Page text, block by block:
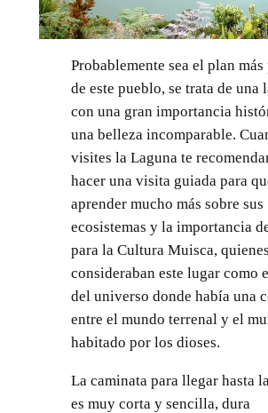
Probablemente sea el plan
de este pueblo, se trata de una
con una gran importancia
una belleza incomparable.
visites la Laguna te
hacer una visita guiada para
aprender mucho más sobre sus
ecosistemas y la importancia
para la Cultura Muisca, quienes
consideraban este lugar como
del universo donde había una
entre el mundo terrenal y el
habitado por los dioses.
La caminata para llegar hasta
es muy corta y sencilla, dura